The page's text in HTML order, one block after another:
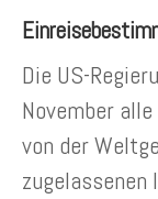
Die US-
November
von der